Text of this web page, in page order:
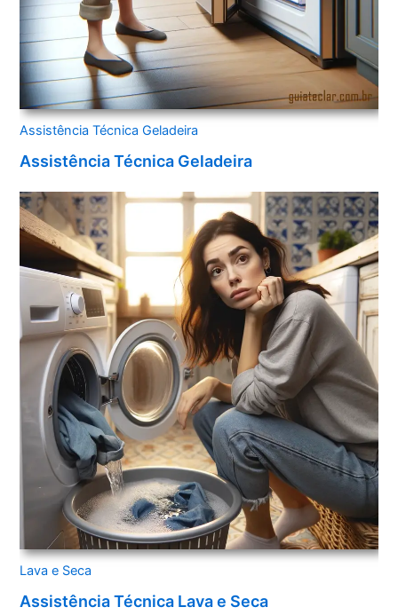
Assistência Técnica Geladeira
Assistência Técnica Geladeira
Lava e Seca
Assistência Técnica Lava e Seca